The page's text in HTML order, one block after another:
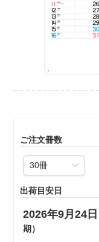
ご注文冊数
出荷目安日
2026年9月24日
期）